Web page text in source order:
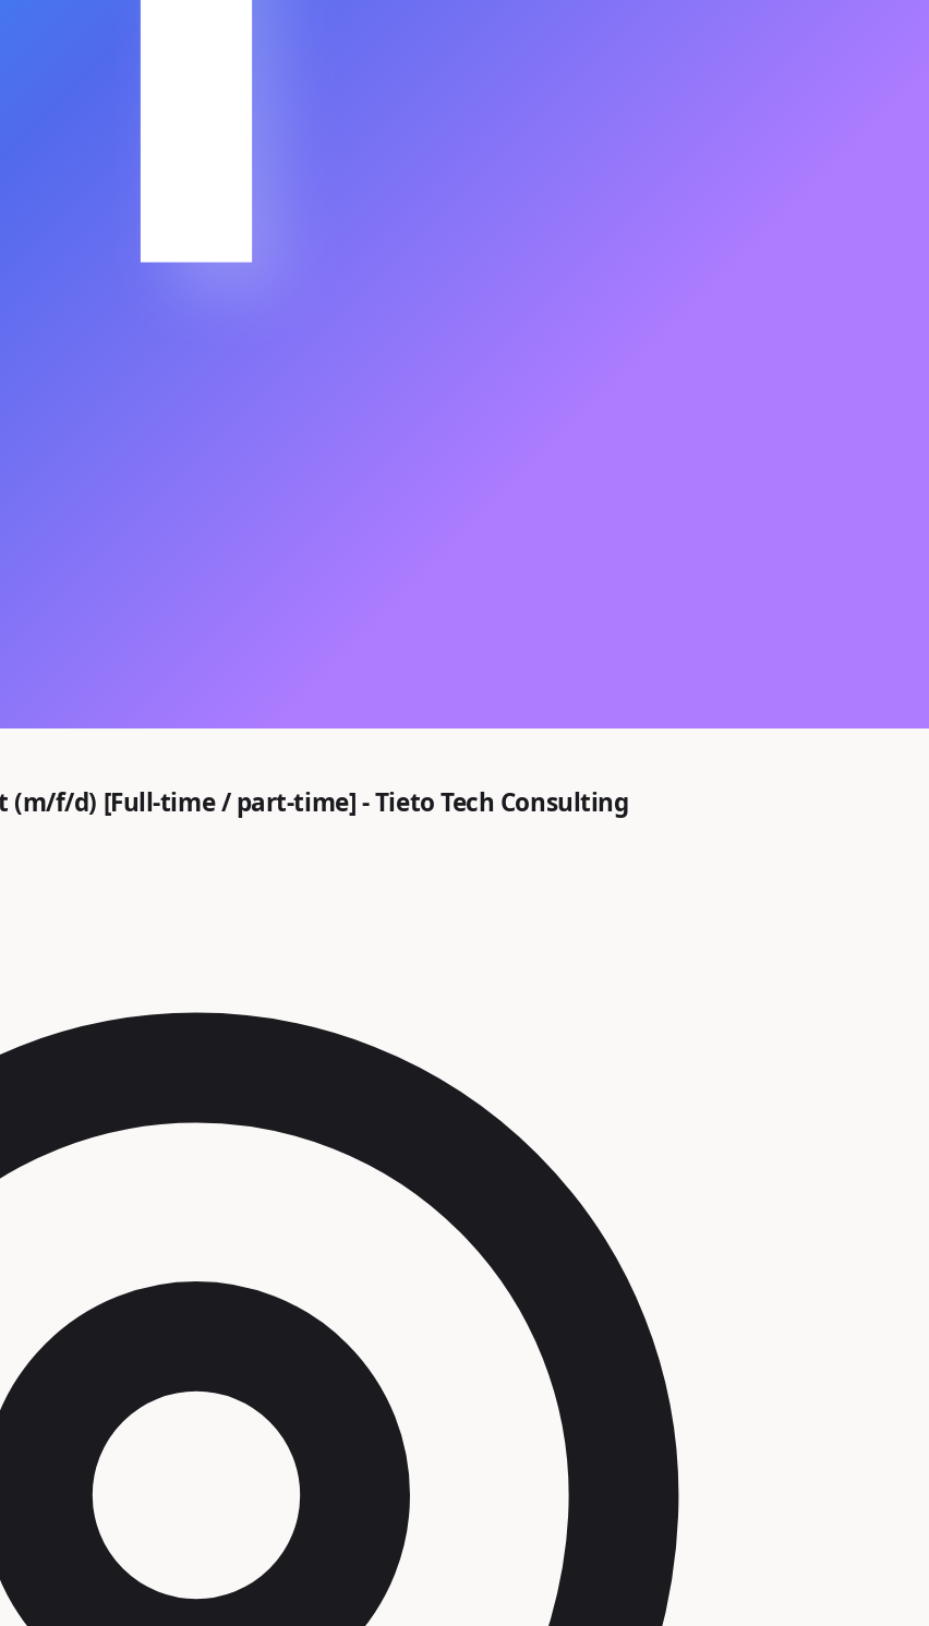
(m/f/d) [Full-time / part-time] - Tieto Tech Consulting